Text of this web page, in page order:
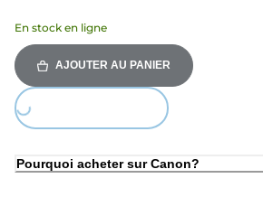
En stock en ligne
AJOUTER AU PANIER
Pourquoi acheter sur Canon?